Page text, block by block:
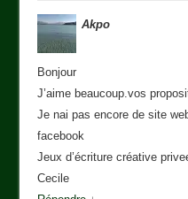
Akpo
Bonjour
J’aime beaucoup.vos
Je nai pas encore de site
facebook
Jeux d’écriture créative
Cecile